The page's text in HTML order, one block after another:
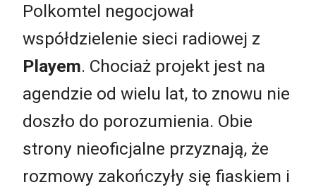
Polkomtel negocjował
współdzielenie sieci radiowej z
Playem. Chociaż projekt jest na
agendzie od wielu lat, to znowu nie
doszło do porozumienia. Obie
strony nieoficjalne przyznają, że
rozmowy zakończyły się fiaskiem i